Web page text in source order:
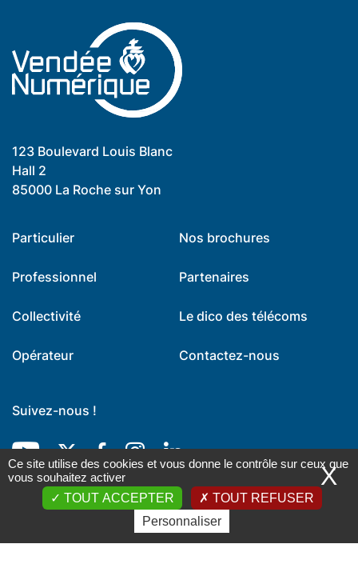
123 Boulevard Louis Blanc
Hall 2
85000 La Roche sur Yon
Particulier Nos brochures
Professionnel Partenaires
Collectivité Le dico des télécoms
Opérateur Contactez-nous
Suivez-nous !
Youtube
Twitter
Facebook
Instagram
LinkedIn
X
Ce site utilise des cookies et vous donne le contrôle sur ceux que
vous souhaitez activer
TOUT ACCEPTER
TOUT REFUSER
Personnaliser